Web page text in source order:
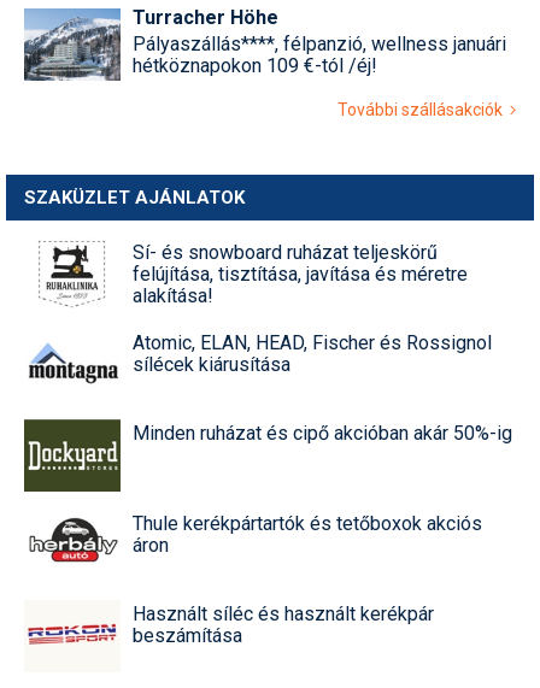
Turracher Höhe
Pályaszállás****, félpanzió, wellness januári
hétköznapokon 109 €-tól /éj!
További szállásakciók
SZAKÜZLET AJÁNLATOK
Sí- és snowboard ruházat teljeskörű
felújítása, tisztítása, javítása és méretre
alakítása!
Atomic, ELAN, HEAD, Fischer és Rossignol
sílécek kiárusítása
Minden ruházat és cipő akcióban akár 50%-ig
Thule kerékpártartók és tetőboxok akciós
áron
Használt síléc és használt kerékpár
beszámítása